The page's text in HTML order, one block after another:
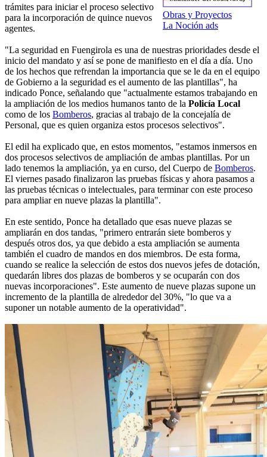
Obras y Proyectos
La Noción ads
trámites para iniciar el proceso selectivo
para la incorporación de quince nuevos
agentes.
"La seguridad en Fuengirola es una de nuestras prioridades desde el
inicio del mandato y así se pone de manifiesto en el día a día. Uno
de los hechos que refrendan la importancia que se le da en el equipo
de Gobierno a la seguridad es el aumento de las plantillas", ha
indicado Ponce, señalando que "actualmente estamos trabajando en
la ampliación de los medios humanos tanto de la Policía Local
como de los Bomberos, gracias al trabajo de la concejalía de
Personal, que es quien organiza estos procesos selectivos".
El edil ha explicado que, en estos momentos, "estamos inmersos en
dos procesos selectivos de ampliación de ambas plantillas. Por un
lado tenemos la ampliación, ya en curso, del Cuerpo de Bomberos.
El viernes pasado finalizaron las pruebas físicas y ahora pasamos a
las pruebas técnicas o intelectuales, para terminar con este proceso
para ampliar en nueve plazas la plantilla".
En este sentido, Ponce ha detallado que esas nueve plazas se
ampliarán en dos tandas, "primero entrarán siete bomberos y
después otros dos, ya que debido a esta ampliación se aumenta
también el cuadro de mandos en dos miembros. De esta forma,
cuando se realice la selección de estos dos nuevos jefes de dotación,
quedarán libres dos plazas de bomberos y se ocuparán con dos
nuevas incorporaciones". Este aumento de nueve plazas supone un
incremento de la plantilla de alrededor del 30%, "lo que va a
suponer un notable aumento de la operatividad".